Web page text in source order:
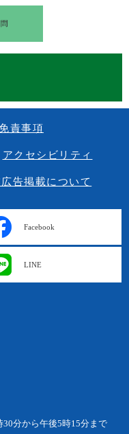
責事項
アクセシビリティ
告掲載について
Facebook
LINE
分から午後5時15分まで